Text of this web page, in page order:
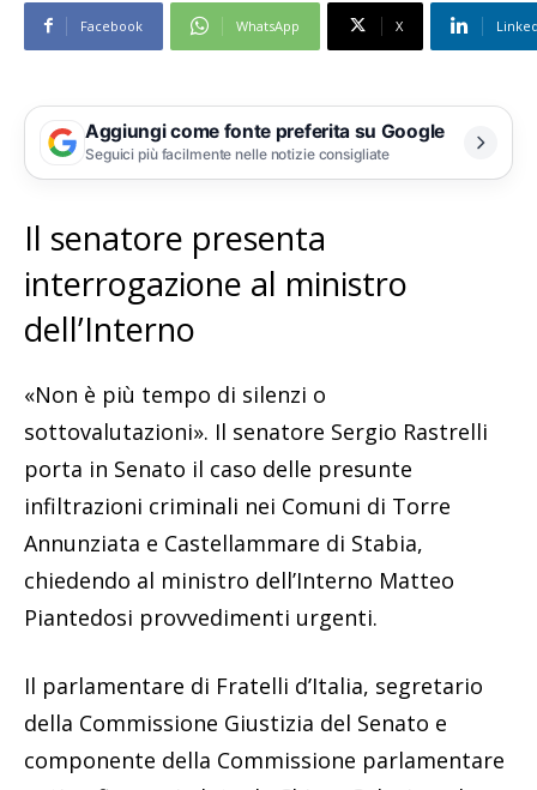
Facebook WhatsApp X
Aggiungi come fonte preferita su Google
Seguici più facilmente nelle notizie consigliate
Il senatore presenta
interrogazione al ministro
dell’Interno
«Non è più tempo di silenzi o
sottovalutazioni». Il senatore Sergio Rastrelli
porta in Senato il caso delle presunte
infiltrazioni criminali nei Comuni di Torre
Annunziata e Castellammare di Stabia,
chiedendo al ministro dell’Interno Matteo
Piantedosi provvedimenti urgenti.
Il parlamentare di Fratelli d’Italia, segretario
della Commissione Giustizia del Senato e
componente della Commissione parlamentare